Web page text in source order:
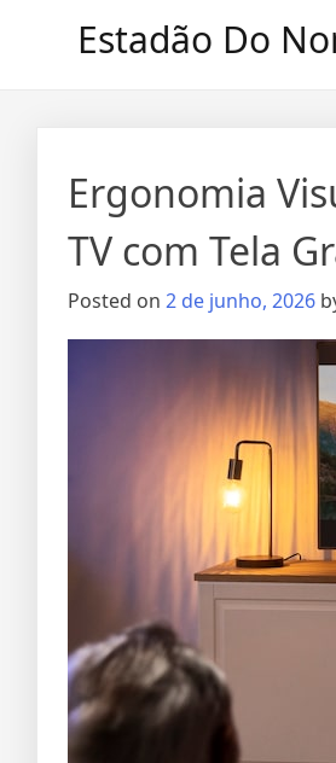
Estadão Do
Ergonomia
TV com Tela
Posted on 2 de junho, 2026